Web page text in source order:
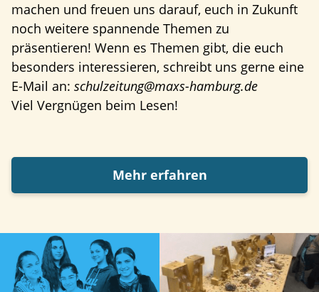
machen und freuen uns darauf, euch in Zukunft
noch weitere spannende Themen zu
präsentieren! Wenn es Themen gibt, die euch
besonders interessieren, schreibt uns gerne eine
E-Mail an: schulzeitung@maxs-hamburg.de
Viel Vergnügen beim Lesen!
Mehr erfahren